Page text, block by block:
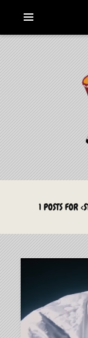
LE
La Culture du
1 POSTS FOR